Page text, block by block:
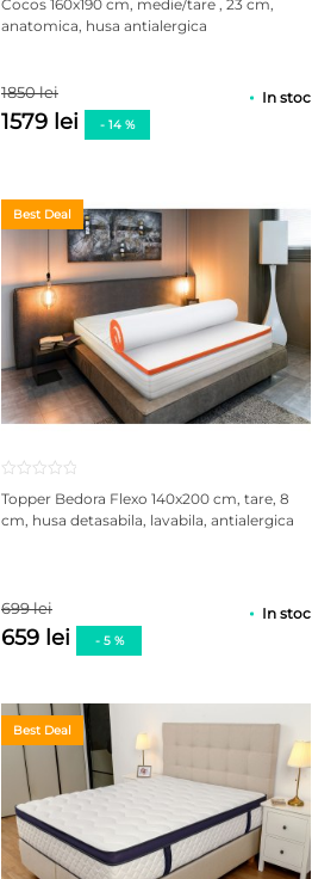
5 pe baza
aevaluări
Cocos 160x190 cm, medie/tare , 23 cm,
anatomica, husa antialergica
1850 lei
1579 lei - 14 %
In stoc
Best Deal
Topper Bedora Flexo 140x200 cm, tare, 8
cm, husa detasabila, lavabila, antialergica
699 lei
659 lei - 5 %
In stoc
Best Deal